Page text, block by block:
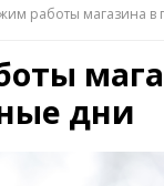
работы магазина в
дни